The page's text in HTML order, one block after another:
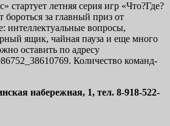
стартует летняя серия игр «Что?Где?
за главный приз от
интеллектуальные вопросы,
ящик, чайная пауза и еще много
оставить по адресу
Количество команд-
набережная, 1, тел. 8-918-522-